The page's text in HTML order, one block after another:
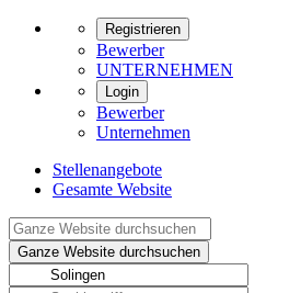
Registrieren
Bewerber
UNTERNEHMEN
Login
Bewerber
Unternehmen
Stellenangebote
Gesamte Website